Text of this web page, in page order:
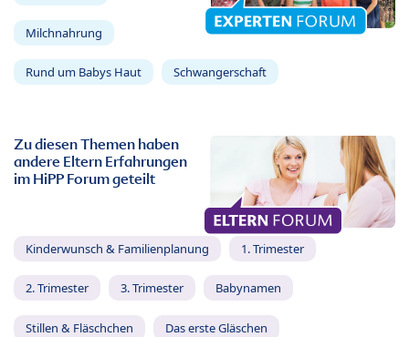
Milchnahrung
Rund um Babys Haut Schwangerschaft
Zu diesen Themen haben
andere Eltern Erfahrungen
im HiPP Forum geteilt
Kinderwunsch & Familienplanung 1. Trimester
2. Trimester 3. Trimester Babynamen
Stillen & Fläschchen Das erste Gläschen